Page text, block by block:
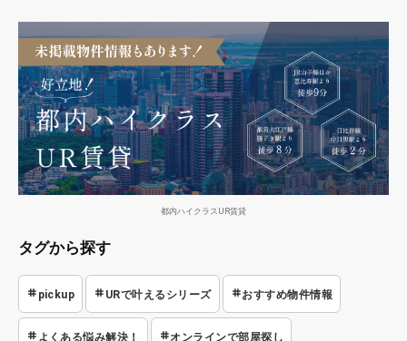
都内ハイクラスUR賃貸
タグから探す
pickup URで叶えるシリーズ おすすめ物件情報
よくある悩み解決！ オンラインで部屋探し